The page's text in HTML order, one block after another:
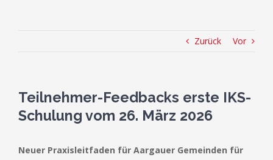
Zurück Vor
Teilnehmer-Feedbacks erste IKS-
Schulung vom 26. März 2026
Neuer Praxisleitfaden für Aargauer Gemeinden für